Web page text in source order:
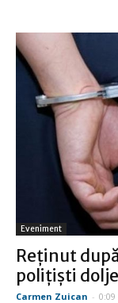
Eveniment
Reţinut
poliţişti
Carmen Zuican -